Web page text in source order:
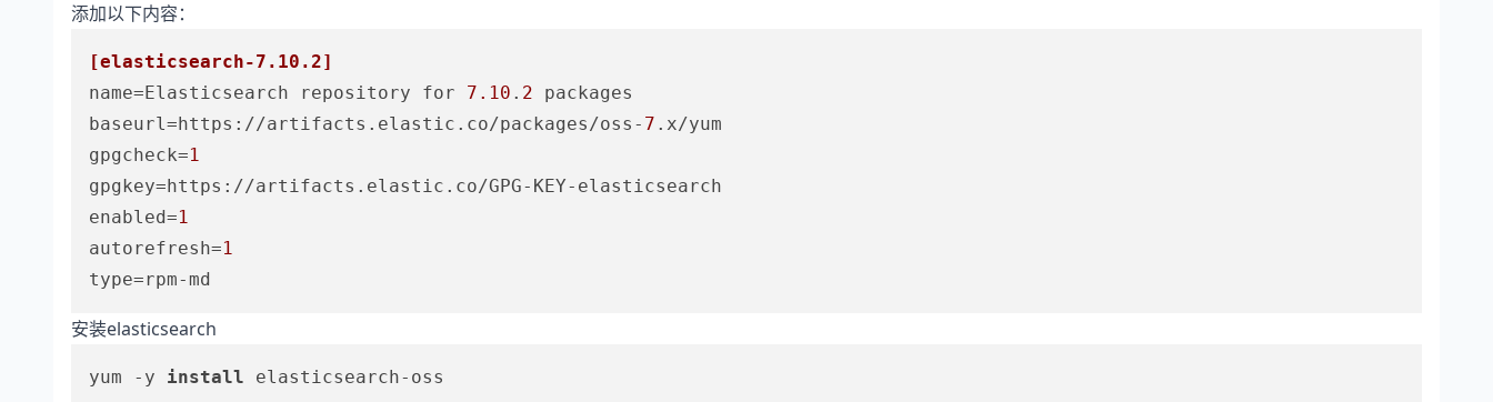
添加以下内容：
[elasticsearch-7.10.2]
name=Elasticsearch repository for 7.10 . 2
baseurl=https://artifacts.elastic.co/packages/oss- 7
gpgcheck=1
gpgkey
enabled=1
autorefresh=1
type
安装elasticsearch
yum -y install